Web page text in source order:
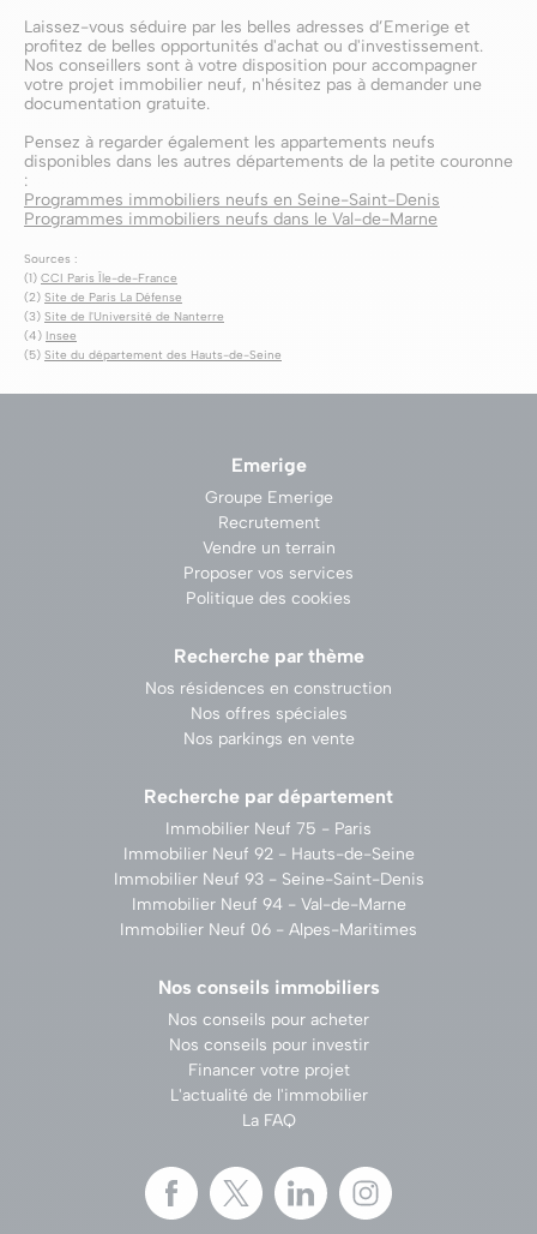
Laissez-vous séduire par les belles adresses d’Emerige et
profitez de belles opportunités d'achat ou d'investissement.
Nos conseillers sont à votre disposition pour accompagner
votre projet immobilier neuf, n'hésitez pas à demander une
documentation gratuite.
Pensez à regarder également les appartements neufs
disponibles dans les autres départements de la petite couronne
:
Programmes immobiliers neufs en Seine-Saint-Denis
Programmes immobiliers neufs dans le Val-de-Marne
Sources :
(1) CCI Paris Île-de-France
(2) Site de Paris La Défense
(3) Site de l'Université de Nanterre
(4) Insee
(5) Site du département des Hauts-de-Seine
Emerige
Groupe Emerige
Recrutement
Vendre un terrain
Proposer vos services
Politique des cookies
Recherche par thème
Nos résidences en construction
Nos offres spéciales
Nos parkings en vente
Recherche par département
Immobilier Neuf 75 - Paris
Immobilier Neuf 92 - Hauts-de-Seine
Immobilier Neuf 93 - Seine-Saint-Denis
Immobilier Neuf 94 - Val-de-Marne
Immobilier Neuf 06 - Alpes-Maritimes
Nos conseils immobiliers
Nos conseils pour acheter
Nos conseils pour investir
Financer votre projet
L'actualité de l'immobilier
La FAQ